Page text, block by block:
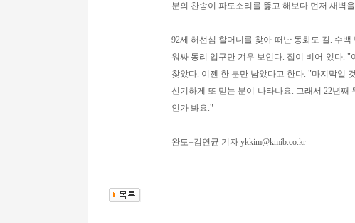
분의 찬송이 파도소리를 뚫고 해보다 먼저 새벽
92세 허선심 할머니를 찾아 떠난 동화도 길. 수
워싸 동리 입구만 겨우 보인다. 집이 비어 있다.
찾았다. 이젠 한 분만 남았다고 한다. "마지막일
신기하게 또 믿는 분이 나타나요. 그래서 22년
인가 봐요."
완도=김연균 기자 ykkim@kmib.co.kr